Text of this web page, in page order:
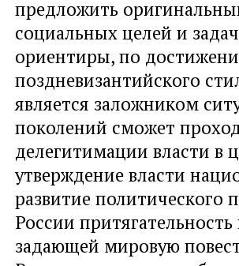
предложить
социальных целей и
ориентиры, по
поздневизантийского
является заложником
поколений сможет
делегитимации власти в
утверждение власти
развитие политического
России
задающей мировую